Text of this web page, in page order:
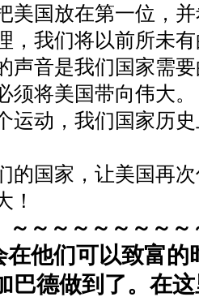
美国放在第一位，
，我们将以前所未
声音是我们国家需
须将美国带向伟大。
运动，我们国家历
的国家，让美国再
！
～～～～～～～～～
在他们可以致富的
巴德做到了。在